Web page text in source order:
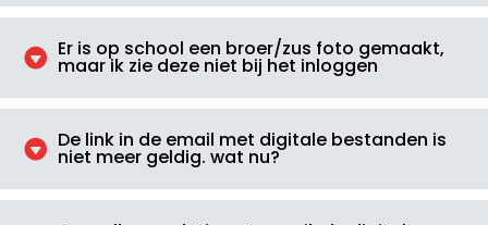
 Er is op school een broer/zus foto gemaakt,
maar ik zie deze niet bij het inloggen
 De link in de email met digitale bestanden is
niet meer geldig. wat nu?